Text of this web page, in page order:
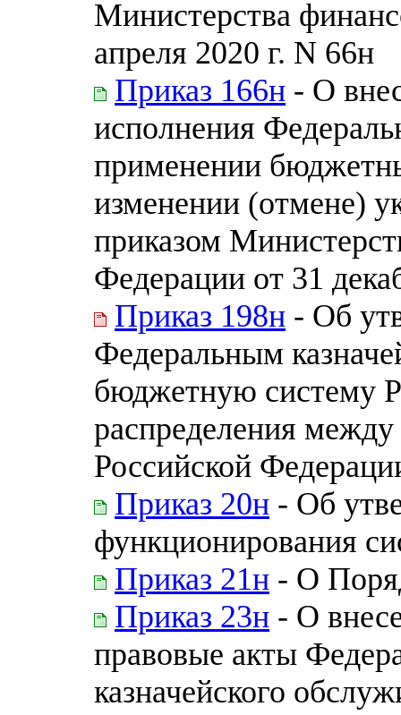
Министерства
апреля 2020 г. N 66н
Приказ 166н - О
исполнения
применении
изменении (отмене)
приказом
Федерации от 31
Приказ 198н - Об
Федеральным
бюджетную систему
распределения
Российской
Приказ 20н - Об
функционирования
Приказ 21н - О
Приказ 23н - О
правовые акты
казначейского